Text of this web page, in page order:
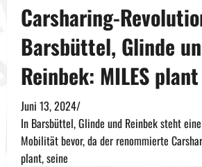
Carsharing-
Barsbüttel, Glinde
Reinbek: MILES
Juni 13, 2024/
In Barsbüttel, Glinde und Reinbek steht
Mobilität bevor, da der renommierte
plant, seine